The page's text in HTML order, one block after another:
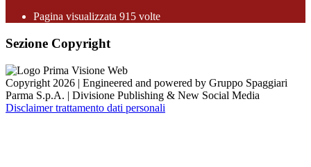
Pagina visualizzata 915 volte
Sezione Copyright
Copyright 2026 | Engineered and powered by Gruppo Spaggiari
Parma S.p.A. | Divisione Publishing & New Social Media
Disclaimer trattamento dati personali